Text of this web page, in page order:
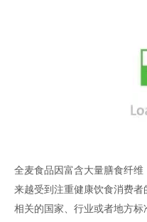
全麦食品因富含大量膳食纤
来越受到注重健康饮食消费
相关的国家、行业或者地方标